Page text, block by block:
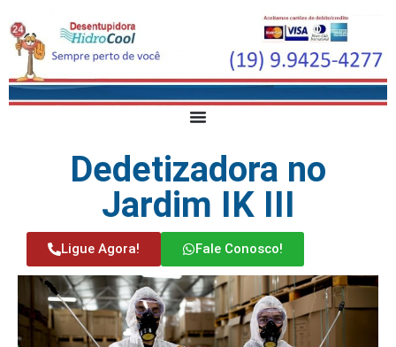
Dedetizadora no
Jardim IK III
Ligue Agora! Fale Conosco!